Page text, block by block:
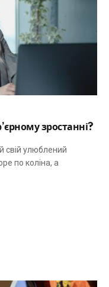
зростанні?
свій улюблений
по коліна, а